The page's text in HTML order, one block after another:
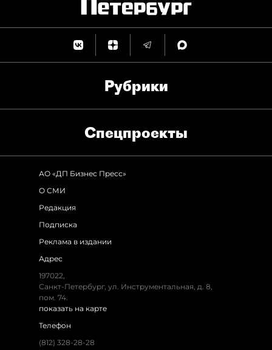
Рубрики
Спец­проекты
АО «ДП Бизнес Пресс»
О СМИ
Редакция
Подписка
Реклама в издании
Адрес
197022,
Санкт-Петербург, ул. Инструментальная, д. 8,
пом. 74.
показать на карте
Телефон
(812) 328-28-28